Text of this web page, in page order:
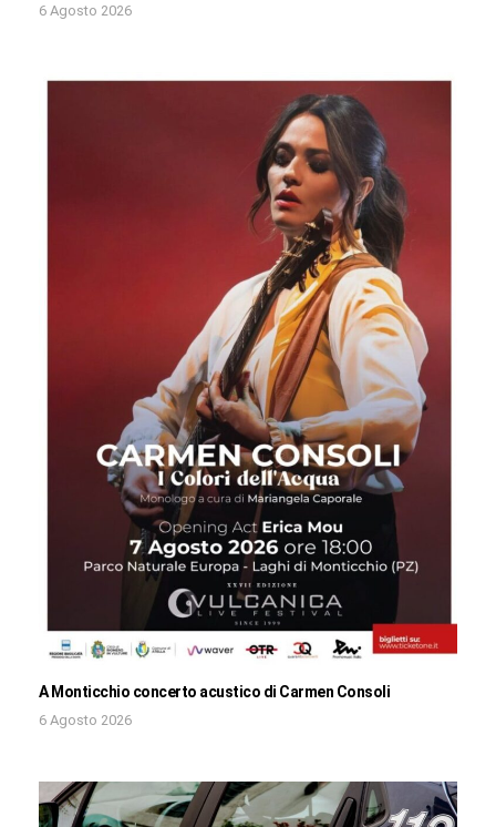
6 Agosto 2026
A Monticchio concerto acustico di Carmen Consoli
6 Agosto 2026